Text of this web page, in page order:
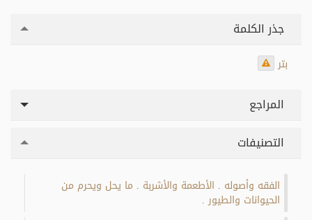
جذر الكلمة
بتر
المراجع
التصنيفات
الفقه وأصوله الأطعمة والأشربة ما يحل ويحرم من
الحيوانات والطيور